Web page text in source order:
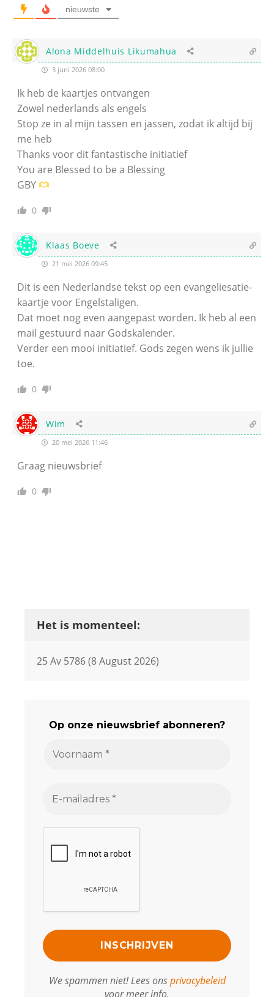
nieuwste
Alona Middelhuis Likumahua
3 juni 2026 08:00
Ik heb de kaartjes ontvangen
Zowel nederlands als engels
Stop ze in al mijn tassen en jassen, zodat ik altijd bij
me heb
Thanks voor dit fantastische initiatief
You are Blessed to be a Blessing
GBY
0
Klaas Boeve
21 mei 2026 09:45
Dit is een Nederlandse tekst op een evangeliesatie-
kaartje voor Engelstaligen.
Dat moet nog even aangepast worden. Ik heb al een
mail gestuurd naar Godskalender.
Verder een mooi initiatief. Gods zegen wens ik jullie
toe.
0
Wim
20 mei 2026 11:46
Graag nieuwsbrief
0
Het is momenteel:
25 Av 5786 (8 August 2026)
Op onze nieuwsbrief abonneren?
We spammen niet! Lees onsprivacybeleid
voor meer info.